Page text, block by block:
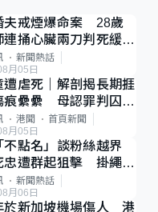
夫戒煙爆命案 28歲
連捅心臟兩刀判死緩
重已上訴
新聞熱話
月05日
遭虐死｜解剖揭長期捱
痕纍纍 母認罪判囚
斥冷血：同類案最
港聞
首頁新聞
月05日
不點名」談粉絲越界
忠遭群起狙擊 掛繩開
歉後輕生
新聞熱話
月06日
於新加坡機場傷人 港